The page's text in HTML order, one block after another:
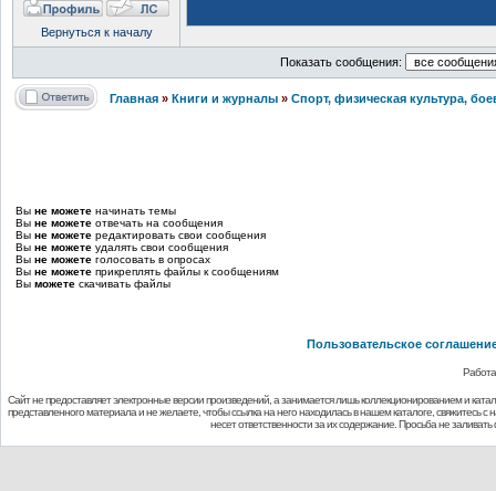
Вернуться к началу
Показать сообщения:
Главная » Книги и журналы » Спорт, физическая культура,
Вы не можете начинать темы
Вы не можете отвечать на сообщения
Вы не можете редактировать свои сообщения
Вы не можете удалять свои сообщения
Вы не можете голосовать в опросах
Вы не можете прикреплять файлы к сообщениям
Вы можете скачивать файлы
Пользовательское
Сайт не предоставляет электронные версии произведений, а занимается лишь коллекционированием и
представленного материала и не желаете, чтобы ссылка на него находилась в нашем каталоге,
несет ответственности за их содержание. Просьба не